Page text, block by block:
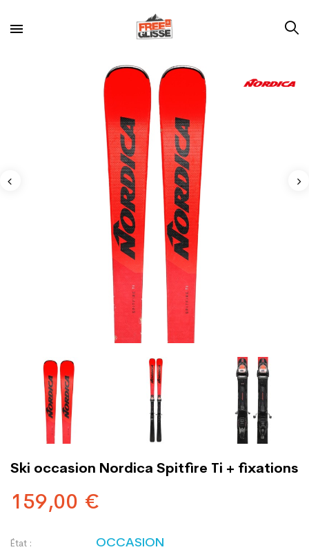
Ski occasion Nordica Spitfire Ti + fixations
159,00 €
État : OCCASION